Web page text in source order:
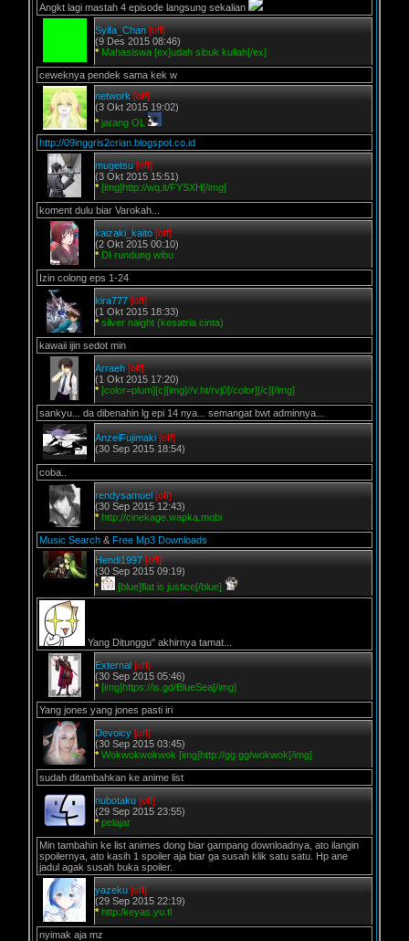
Angkt lagi mastah 4 episode langsung sekalian
Syifa_Chan [off]
(9 Des 2015 08:46)
* Mahasiswa [ex]udah sibuk kuliah[/ex]
ceweknya pendek sama kek w
network [off]
(3 Okt 2015 19:02)
* jarang OL
http://09inggris2crian.blogspot.co.id
mugetsu [off]
(3 Okt 2015 15:51)
* [img]http://wq.lt/FYSXH[/img]
koment dulu biar Varokah...
kaizaki_kaito [off]
(2 Okt 2015 00:10)
* DI rundung wibu
Izin colong eps 1-24
kira777 [off]
(1 Okt 2015 18:33)
* silver naight (kesatria cinta)
kawaii ijin sedot min
Arraeh [off]
(1 Okt 2015 17:20)
* [color=plum][c][img]//v.ht/rvj0[/color][/c][/img]
sankyu... da dibenahin lg epi 14 nya... semangat bwt adminnya...
AnzeiFujimaki [off]
(30 Sep 2015 18:54)
coba..
rendysamuel [off]
(30 Sep 2015 12:43)
* http://cinekage.wapka.mobi
Music Search & Free Mp3 Downloads
Hendi1997 [off]
(30 Sep 2015 09:19)
*
[blue]flat is justice[/blue]
Yang Ditunggu'' akhirnya tamat...
External [off]
(30 Sep 2015 05:46)
* [img]https://is.gd/BlueSea[/img]
Yang jones yang jones pasti iri
Devoicy [off]
(30 Sep 2015 03:45)
* Wokwokwokwok [img]http://gg.gg/wokwok[/img]
sudah ditambahkan ke anime list
nubotaku [off]
(29 Sep 2015 23:55)
* pelajar
Min tambahin ke list animes dong biar gampang downloadnya, ato ilangin
spoilernya, ato kasih 1 spoiler aja biar ga susah klik satu satu. Hp ane
jadul agak susah buka spoiler.
yazeku [off]
(29 Sep 2015 22:19)
* http:/keyas.yu.tl
nyimak aja mz